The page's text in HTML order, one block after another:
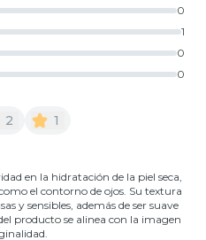
0
1
0
0
2 1
en la hidratación de la piel seca,
el contorno de ojos. Su textura
y sensibles, además de ser suave
producto se alinea con la imagen